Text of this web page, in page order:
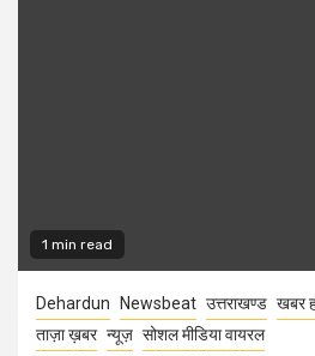
1 min read
Dehardun Newsbeat उत्तराखण्ड खबर
ताज़ा ख़बर न्यूज़ सोशल मीडिया वायरल